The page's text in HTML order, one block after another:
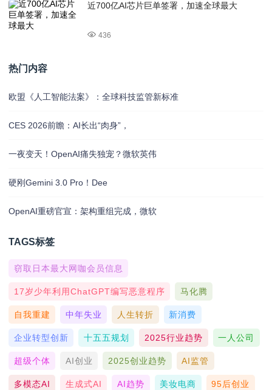
近700亿AI芯片巨单签署，加速全球最大
436
热门内容
欧盟《人工智能法案》：全球科技监管新标准
CES 2026前瞻：AI长出“肉身”，
一夜变天！OpenAI痛失独宠？微软英伟
硬刚Gemini 3.0 Pro！Dee
OpenAI重磅官宣：架构重组完成，微软
TAGS标签
窃取日本最大网咖会员信息
17岁少年利用ChatGPT编写恶意程序 马化腾
自我重建 中年失业 人生转折 新消费
企业转型创新 十五五规划 2025行业趋势 一人公司
超级个体 AI创业 2025创业趋势 AI监管
多模态AI 生成式AI AI趋势 美妆电商 95后创业